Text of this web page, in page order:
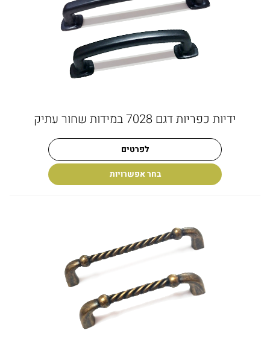
ידיות כפריות דגם 7028 במידות שחור עתיק
לפרטים
בחר אפשרויות